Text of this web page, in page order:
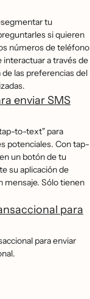
tu
si quieren
números de teléfono
a través de
las preferencias del
enviar SMS
to-text" para
potenciales. Con tap-
un botón de tu
su aplicación de
mensaje. Sólo tienen
para
para enviar